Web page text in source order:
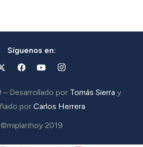
Síguenos en:
– Desarrollado por Tomás Sierra y
por Carlos Herrera
©miplanhoy 2019